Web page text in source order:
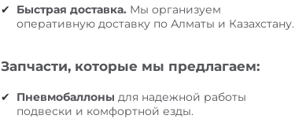
Быстрая доставка. Мы организуем
оперативную доставку по Алматы и Казахстану.
Запчасти, которые мы предлагаем:
Пневмобаллоны для надежной работы
подвески и комфортной езды.